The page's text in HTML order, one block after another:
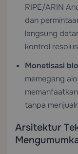
RIPE/ARIN
dan
langsung
kontrol
Monetisasi
memegang
tanpa
Arsitektur